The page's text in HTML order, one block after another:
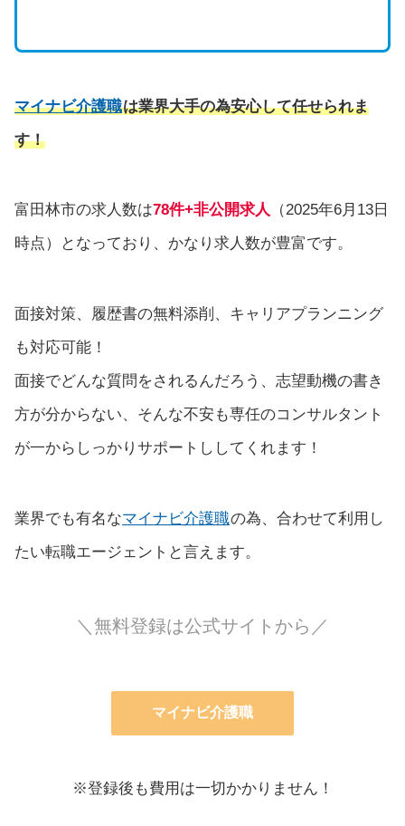
マイナビ介護職は業界大手の為安心して任せられま
す！
富田林市の求人数は78件+非公開求人 （2025年6月13日
時点）となっており、かなり求人数が豊富です。
面接対策、履歴書の無料添削、キャリアプランニング
も対応可能！
面接でどんな質問をされるんだろう、志望動機の書き
方が分からない、そんな不安も専任のコンサルタント
が一からしっかりサポートししてくれます！
業界でも有名なマイナビ介護職の為、合わせて利用し
たい転職エージェントと言えます。
＼無料登録は公式サイトから／
マイナビ介護職
※登録後も費用は一切かかりません！